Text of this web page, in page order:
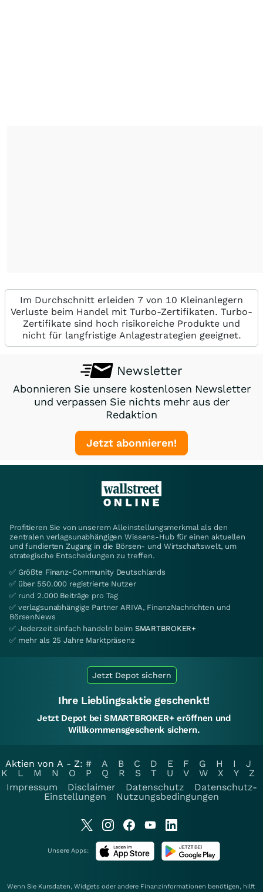
Im Durchschnitt erleiden 7 von 10 Kleinanlegern
Verluste beim Handel mit Turbo-Zertifikaten. Turbo-
Zertifikate sind hoch risikoreiche Produkte und
nicht für langfristige Anlagestrategien geeignet.
Newsletter
Abonnieren Sie unsere kostenlosen Newsletter
und verpassen Sie nichts mehr aus der
Redaktion
Jetzt abonnieren!
Profitieren Sie von unserem Alleinstellungsmerkmal als den
zentralen verlagsunabhängigen Wissens-Hub für einen aktuellen
und fundierten Zugang in die Börsen- und Wirtschaftswelt, um
strategische Entscheidungen zu treffen.
✅ Größte Finanz-Community Deutschlands
✅ über 550.000 registrierte Nutzer
✅ rund 2.000 Beiträge pro Tag
✅ verlagsunabhängige Partner ARIVA, FinanzNachrichten und
BörsenNews
✅ Jederzeit einfach handeln beim SMARTBROKER+
✅ mehr als 25 Jahre Marktpräsenz
Jetzt Depot sichern
Ihre Lieblingsaktie geschenkt!
Jetzt Depot bei SMARTBROKER+ eröffnen und
Willkommensgeschenk sichern.
Aktien von A - Z: # A B C D E F G H I
J
K
L M N O P Q R S T U V W X Y
Z
Impressum
Disclaimer Datenschutz
Datenschutz-
Einstellungen
Nutzungsbedingungen
Unsere Apps:
Wenn Sie Kursdaten, Widgets oder andere Finanzinformationen benötigen, hilft